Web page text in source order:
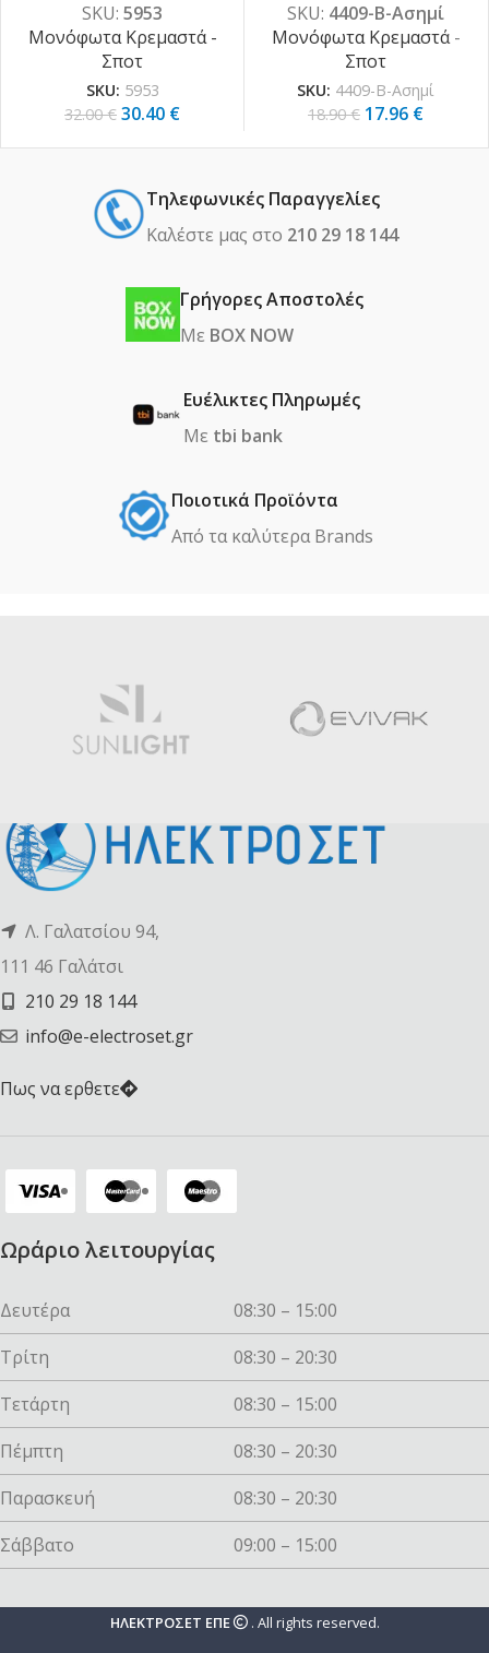
SKU: 5953
Μονόφωτα Κρεμαστά -
Σποτ
SKU: 5953
32.00€ 30.40 €
Β-Ασημί)
SKU: 4409-Β-Ασημί
Μονόφωτα Κρεμαστά -
Σποτ
SKU: 4409-Β-Ασημί
18.90€ 17.96 €
Τηλεφωνικές Παραγγελίες
Καλέστε μας στο 210 29 18 144
Γρήγορες Αποστολές
Με BOX NOW
Ευέλικτες Πληρωμές
Με tbi bank
Ποιοτικά Προϊόντα
Από τα καλύτερα Βrands
Λ. Γαλατσίου 94,
111 46 Γαλάτσι
210 29 18 144
info@e-electroset.gr
Πως να ερθετε
Ωράριο λειτουργίας
Δευτέρα
08:30 – 15:00
Τρίτη
08:30 – 20:30
Τετάρτη
08:30 – 15:00
Πέμπτη
08:30 – 20:30
Παρασκευή
08:30 – 20:30
Σάββατο
09:00 – 15:00
ΗΛΕΚΤΡΟΣΕΤ ΕΠΕ . All rights reserved.